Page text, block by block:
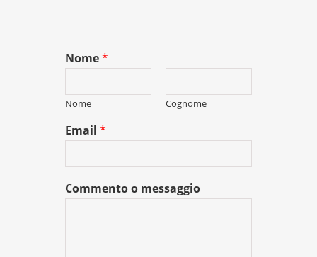
Nome*
Nome Cognome
Email*
Commento o messaggio